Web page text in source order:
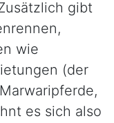
gibt
wie
(der
es sich also